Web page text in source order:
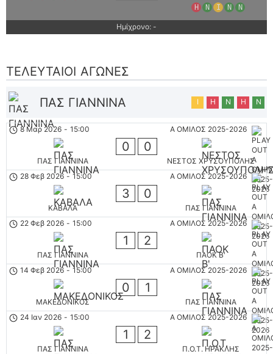
Η Ν Ι Ν Ν
Ημίχρονο: -
ΤΕΛΕΥΤΑΊΟΙ ΑΓΏΝΕΣ
ΠΑΣ ΓΙΑΝΝΙΝΑ Ι Η Ν Η Ν
Α ΟΜΙΛΟΣ 2025-2026
8 Μαρ 2026 - 15:00
ΠΑΣ ΓΙΑΝΝΙΝΑ
0 0
ΝΕΣΤΟΣ ΧΡΥΣΟΥΠΟΛΗΣ
Α ΟΜΙΛΟΣ 2025-2026
28 Φεβ 2026 - 15:00
ΚΑΒΑΛΑ
3 0
ΠΑΣ ΓΙΑΝΝΙΝΑ
Α ΟΜΙΛΟΣ 2025-2026
22 Φεβ 2026 - 15:00
ΠΑΣ ΓΙΑΝΝΙΝΑ
1 2
ΠΑΟΚ Β'
Α ΟΜΙΛΟΣ 2025-2026
14 Φεβ 2026 - 15:00
ΜΑΚΕΔΟΝΙΚΟΣ
0 1
ΠΑΣ ΓΙΑΝΝΙΝΑ
Α ΟΜΙΛΟΣ 2025-2026
24 Ιαν 2026 - 15:00
ΠΑΣ ΓΙΑΝΝΙΝΑ
1 2
Π.Ο.Τ. ΗΡΑΚΛΗΣ